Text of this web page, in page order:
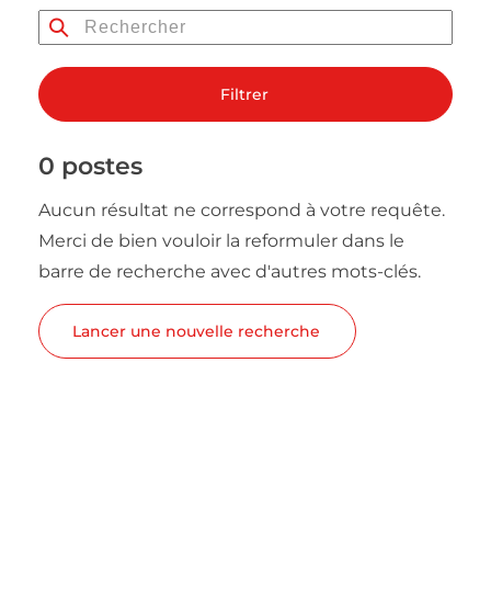
Filtrer
0 postes
Aucun résultat ne correspond à votre requête.
Merci de bien vouloir la reformuler dans le
barre de recherche avec d'autres mots-clés.
Lancer une nouvelle recherche